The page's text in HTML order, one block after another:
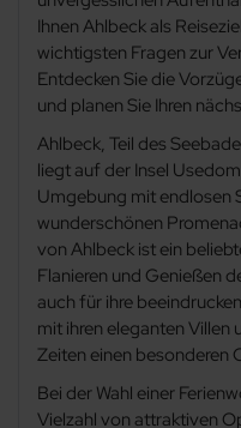
Krummin
Loddin
Lütow
Mellenthin
Mölschow
Mönchow
Ihnen Ahlbeck als
wichtigsten Fragen zur
Entdecken Sie die
und planen Sie Ihren
Ahlbeck, Teil des
liegt auf der Insel
Umgebung mit endlosen
wunderschönen
von Ahlbeck ist ein
Flanieren und Genießen
auch für ihre
mit ihren eleganten Villen
Zeiten einen besonderen
Bei der Wahl einer
Vielzahl von attraktiven